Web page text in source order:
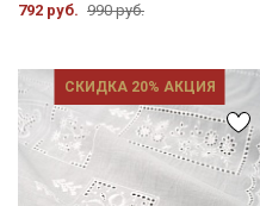
792 руб. 990 руб.
СКИДКА 20% АКЦИЯ